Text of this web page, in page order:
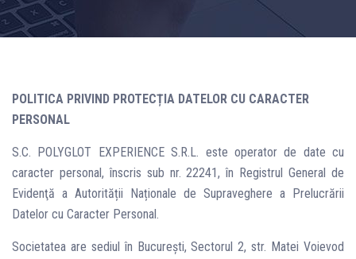
POLITICA PRIVIND PROTECȚIA DATELOR CU CARACTER
PERSONAL
S.C. POLYGLOT EXPERIENCE S.R.L. este operator de date cu
caracter personal, înscris sub nr. 22241, în Registrul General de
Evidenţă a Autorității Naționale de Supraveghere a Prelucrării
Datelor cu Caracter Personal.
Societatea are sediul în București, Sectorul 2, str. Matei Voievod